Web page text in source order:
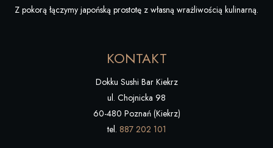
KONTAKT
Dokku Sushi Bar Kiekrz
ul. Chojnicka 98
60-480 Poznań (Kiekrz)
tel. 887 202 101
Z pokorą łączymy japońską prostotę z własną wrażliwością kulinarną.